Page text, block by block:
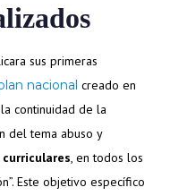
sus primeras
nacional creado en
continuidad de la
del tema abuso y
, en todos los
Este objetivo específico